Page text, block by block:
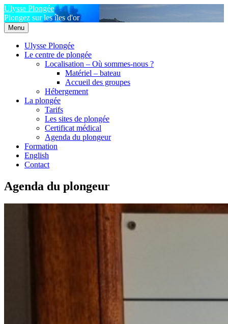
Aller
au
contenu
principal
Ulysse Plongée
Plongez sur les îles d'or
Menu
Ulysse Plongée
Le centre de plongée
Localisation – Où sommes-nous ?
Matériel – bateau
Accueil des groupes
Hébergement
La plongée
Tarifs
Les sites de plongée
Certificat médical
Agenda du plongeur
Formation
English
Contact
Agenda du plongeur